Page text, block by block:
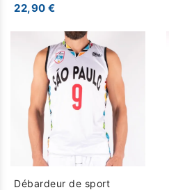
22,90 €
Débardeur de sport